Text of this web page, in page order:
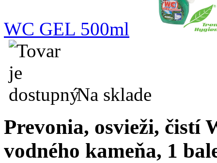
WC GEL 500ml
Na sklade
Prevonia, osvieži, čistí
vodného kameňa, 1